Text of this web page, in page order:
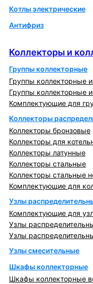
Котлы электрические
Антифриз
Коллекторы и
Группы коллекторные
Группы коллекторные
Группы коллекторные
Комплектующие для
Коллекторы
Коллекторы бронзовые
Коллекторы для
Коллекторы латунные
Коллекторы стальные
Коллекторы стальные
Комплектующие для
Узлы
Комплектующие для
Узлы
Узлы
Узлы смесительные
Шкафы коллекторные
Шкафы коллекторные